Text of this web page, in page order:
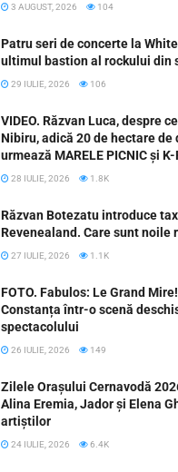
3 AUGUST, 2026 104
Patru seri de concerte la
ultimul bastion al rockului din
29 IULIE, 2026 106
VIDEO. Răzvan Luca, despre
Nibiru, adică 20 de hectare
urmează MARELE PICNIC și
28 IULIE, 2026 1.8K
Răzvan Botezatu introduce
Revenealand. Care sunt noile
27 IULIE, 2026 1.1K
FOTO. Fabulos: Le Grand
Constanța într-o scenă
spectacolului
26 IULIE, 2026 149
Zilele Orașului Cernavodă
Alina Eremia, Jador și Elena
artiștilor
24 IULIE, 2026 6.4K